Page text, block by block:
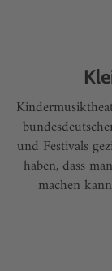
und Festivals
haben, dass
machen